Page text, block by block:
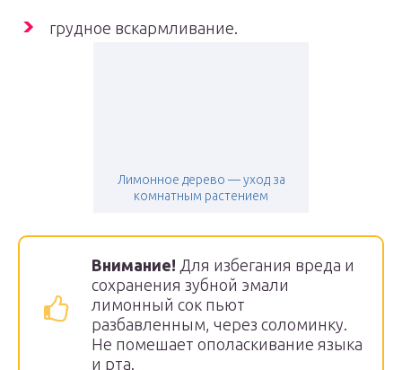
грудное вскармливание.
Лимонное дерево — уход за
комнатным растением
Внимание! Для избегания вреда и
сохранения зубной эмали
лимонный сок пьют
разбавленным, через соломинку.
Не помешает ополаскивание языка
и рта.